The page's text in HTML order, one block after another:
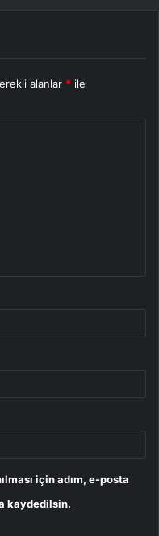
alanlar * ile
için adım, e-posta
kaydedilsin.